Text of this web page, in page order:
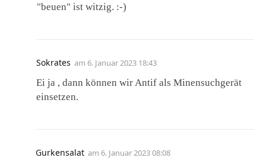
"beuen" ist witzig. :-)
Sokrates am 6. Januar 2023 18:43
Ei ja , dann können wir Antif als Minensuchgerät
einsetzen.
Gurkensalat am 6. Januar 2023 08:08